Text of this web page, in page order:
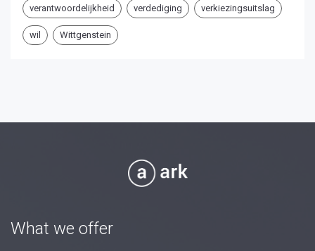
verantwoordelijkheid verdediging verkiezingsuitslag
wil Wittgenstein
What we offer